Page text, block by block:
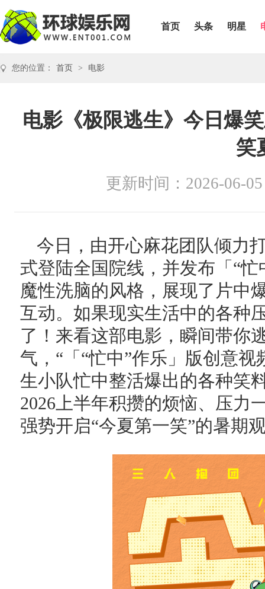
首页 头条 明星
您的位置： 首页 > 电影
电影《极限逃生》今日爆
笑
更新时间：2026-06-05
今日，由开心麻花团队倾力
式登陆全国院线，并发布「“
魔性洗脑的风格，展现了片中
互动。如果现实生活中的各种
了！来看这部电影，瞬间带你
气，“「“忙中”作乐」版创意
生小队忙中整活爆出的各种笑
2026上半年积攒的烦恼、压力
强势开启“今夏第一笑”的暑期